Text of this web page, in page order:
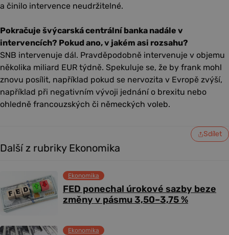
a činilo intervence neudržitelné.
Pokračuje švýcarská centrální banka nadále v
intervencích? Pokud ano, v jakém asi rozsahu?
SNB intervenuje dál. Pravděpodobně intervenuje v objemu
několika miliard EUR týdně. Spekuluje se, že by frank mohl
znovu posílit, například pokud se nervozita v Evropě zvýší,
například při negativním vývoji jednání o brexitu nebo
ohledně francouzských či německých voleb.
Sdílet
Další z rubriky Ekonomika
FED ponechal úrokové sazby beze
změny v pásmu 3,50–3,75 %
Ekonomika
Ekonomika